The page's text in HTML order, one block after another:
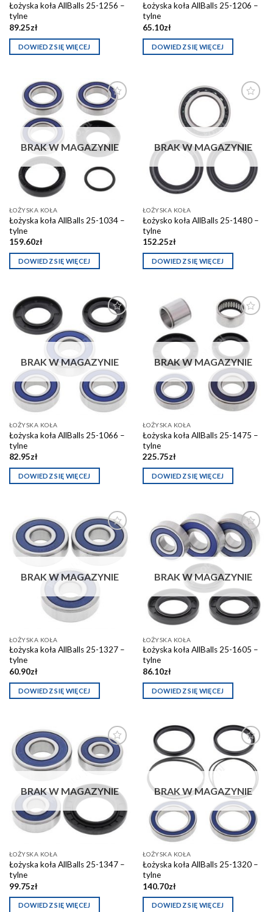
Łożyska koła AllBalls 25-1256 –
tylne
89.25zł
DOWIEDZ SIĘ WIĘCEJ
Łożyska koła AllBalls 25-1206 –
tylne
65.10zł
DOWIEDZ SIĘ WIĘCEJ
Dodaj do
schowka
BRAK W MAGAZYNIE
ŁOŻYSKA KOŁA
Łożyska koła AllBalls 25-1034 –
tylne
159.60zł
DOWIEDZ SIĘ WIĘCEJ
BRAK W MAGAZYNIE
ŁOŻYSKA KOŁA
Łożysko koła AllBalls 25-1480 –
tylne
152.25zł
DOWIEDZ SIĘ WIĘCEJ
BRAK W MAGAZYNIE
ŁOŻYSKA KOŁA
Łożyska koła AllBalls 25-1066 –
tylne
82.95zł
DOWIEDZ SIĘ WIĘCEJ
Dodaj do
schowka
BRAK W MAGAZYNIE
ŁOŻYSKA KOŁA
Łożyska koła AllBalls 25-1475 –
tylne
225.75zł
DOWIEDZ SIĘ WIĘCEJ
BRAK W MAGAZYNIE
ŁOŻYSKA KOŁA
Łożyska koła AllBalls 25-1327 –
tylne
60.90zł
DOWIEDZ SIĘ WIĘCEJ
Dodaj do
BRAK W MAGAZYNIE
ŁOŻYSKA KOŁA
Łożyska koła AllBalls 25-1605 –
tylne
86.10zł
DOWIEDZ SIĘ WIĘCEJ
schowka
BRAK W MAGAZYNIE
ŁOŻYSKA KOŁA
Łożyska koła AllBalls 25-1347 –
tylne
99.75zł
DOWIEDZ SIĘ WIĘCEJ
Dodaj do
schowka
BRAK W MAGAZYNIE
ŁOŻYSKA KOŁA
Łożyska koła AllBalls 25-1320 –
tylne
140.70zł
DOWIEDZ SIĘ WIĘCEJ